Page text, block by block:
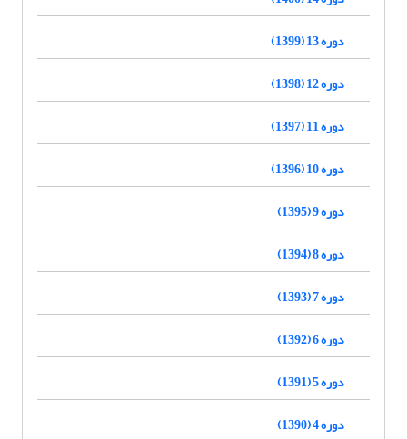
دوره 13 (1399)
دوره 12 (1398)
دوره 11 (1397)
دوره 10 (1396)
دوره 9 (1395)
دوره 8 (1394)
دوره 7 (1393)
دوره 6 (1392)
دوره 5 (1391)
دوره 4 (1390)